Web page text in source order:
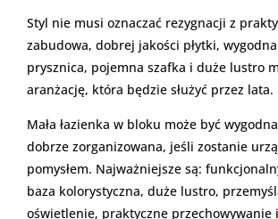
Styl nie musi oznaczać rezygnacji z
zabudowa, dobrej jakości płytki,
prysznica, pojemna szafka i duże lustro
aranżację, która będzie służyć przez lata.
Mała łazienka w bloku może być
dobrze zorganizowana, jeśli zostanie
pomysłem. Najważniejsze są:
baza kolorystyczna, duże lustro,
oświetlenie, praktyczne przechowywanie